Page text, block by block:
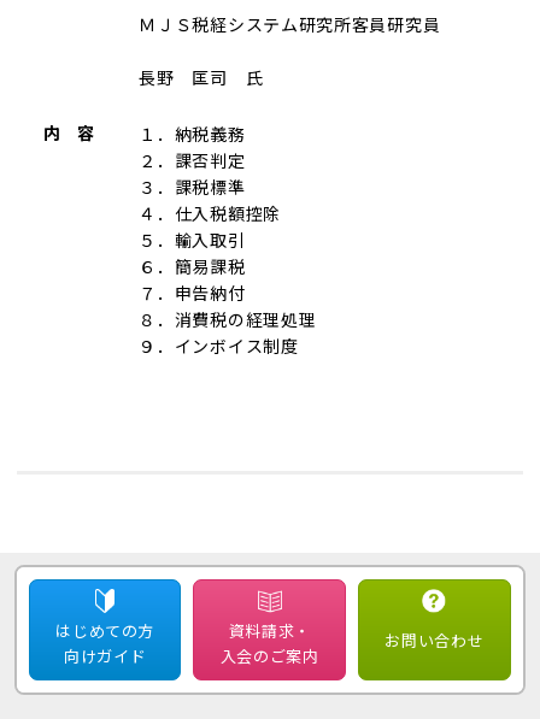
ＭＪＳ税経システム研究所客員研究員
長野 匡司 氏
内 容
１．納税義務
２．課否判定
３．課税標準
４．仕入税額控除
５．輸入取引
６．簡易課税
７．申告納付
８．消費税の経理処理
９．インボイス制度
はじめての方
向けガイド
資料請求・
入会のご案内
お問い合わせ